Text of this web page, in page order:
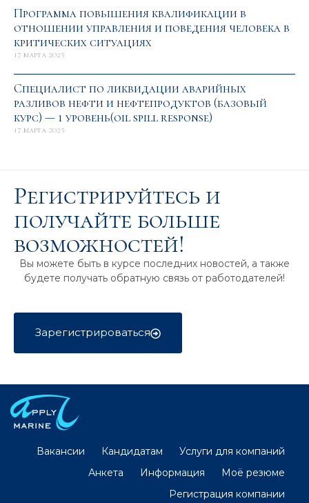
Программа повышения квалификации в
отношении управления и поведения человека в
критических ситуациях
17 марта 2025
Специалист по ликвидации аварийных
разливов нефти и нефтепродуктов (базовый
курс) — 1 уровень(oil spill response)
17 марта 2025
Регистрируйтесь и
получайте больше
возможностей!
Вы можете быть в курсе последних новостей, а также
будете получать обратную связь от работодателей!
Зарегистрироваться
Вакансии Кандидатам
Услуги для компаний
Анкета
Информация
Моё резюме
Регистрация компании